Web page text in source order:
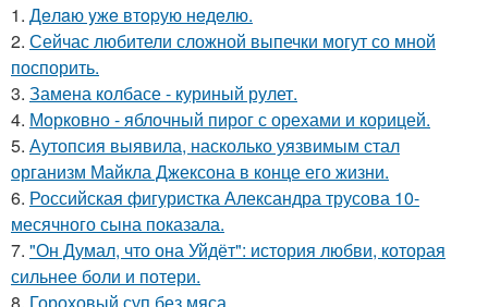
1. Дeлaю yжe втopую нeдeлю.
2. Сейчас любители сложной выпечки могут со мной
поспорить.
3. Замена колбасе - куриный рулет.
4. Морковно - яблочный пирог с орехами и корицей.
5. Аутопсия выявила, насколько уязвимым стал
организм Майкла Джексона в конце его жизни.
6. Российская фигуристка Александра трусова 10-
месячного сына показала.
7. "Он Думал, что она Уйдёт": история любви, которая
сильнее боли и потери.
8. Гороховый суп без мяса.